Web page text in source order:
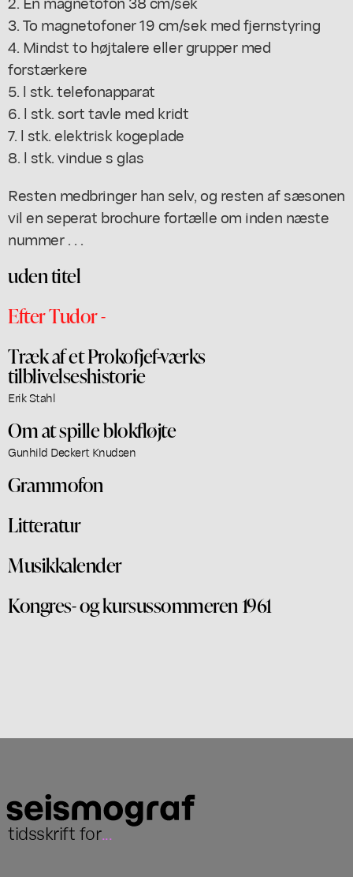
3. To magnetofoner 19 cm/sek med fjernstyring
4. Mindst to højtalere eller grupper med
forstærkere
5. l stk. telefonapparat
6. l stk. sort tavle med kridt
7. l stk. elektrisk kogeplade
8. l stk. vindue s glas
Resten medbringer han selv, og resten af sæsonen
vil en seperat brochure fortælle om inden næste
nummer . . .
uden titel
Efter Tudor -
Træk af et Prokofjef-værks
tilblivelseshistorie
Erik Stahl
Om at spille blokfløjte
Gunhild Deckert Knudsen
Grammofon
Litteratur
Musikkalender
Kongres- og kursussommeren 1961
tidsskrift for...